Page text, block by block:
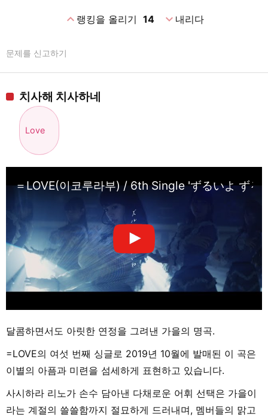
expand_less랭킹을 올리기 14 expand_more내리다
문제를 신고하기
치사해 치사하네
Love
＝LOVE(이코루라부) / 6th Single 'ずるいよ ず
달콤하면서도 아릿한 연정을 그려낸 가을의 명곡.
=LOVE의 여섯 번째 싱글로 2019년 10월에 발매된 이 곡은
이별의 아픔과 미련을 섬세하게 표현하고 있습니다.
사시하라 리노가 손수 담아낸 다채로운 어휘 선택은 가을이
라는 계절의 쓸쓸함까지 절묘하게 드러내며, 멤버들의 맑고